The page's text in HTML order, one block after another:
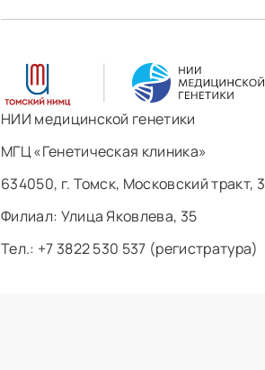
НИИ медицинской генетики
МГЦ «Генетическая клиника»
634050, г. Томск, Московский тракт, 3
Филиал: ​Улица Яковлева, 35
Тел.: +7 3822 530 537 (регистратура)